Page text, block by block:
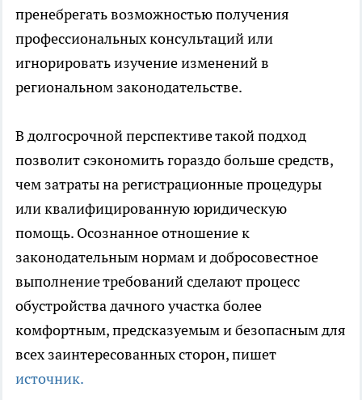
пренебрегать возможностью получения
профессиональных консультаций или
игнорировать изучение изменений в
региональном законодательстве.
В долгосрочной перспективе такой подход
позволит сэкономить гораздо больше средств,
чем затраты на регистрационные процедуры
или квалифицированную юридическую
помощь. Осознанное отношение к
законодательным нормам и добросовестное
выполнение требований сделают процесс
обустройства дачного участка более
комфортным, предсказуемым и безопасным для
всех заинтересованных сторон, пишет
источник.